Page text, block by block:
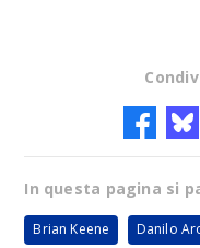
In questa pagina si
Brian Keene Danilo